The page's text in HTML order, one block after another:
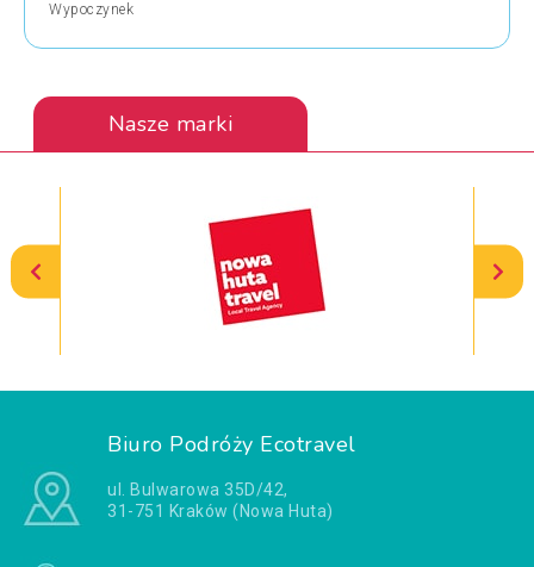
Wypoczynek
Nasze marki
Biuro Podróży Ecotravel
ul. Bulwarowa 35D/42,
31-751 Kraków (Nowa Huta)